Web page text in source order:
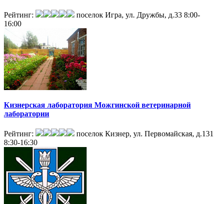
Рейтинг: поселок Игра, ул. Дружбы, д.33 8:00-
16:00
Кизнерская лаборатория Можгинской ветеринарной
лаборатории
Рейтинг:
поселок Кизнер, ул. Первомайская, д.131
8:30-16:30